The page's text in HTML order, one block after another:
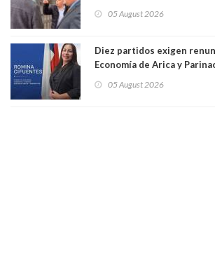
delegado nuevamente
05 August 2026
Diez partidos exigen
Economía de Arica y
una militante de RN,
05 August 2026